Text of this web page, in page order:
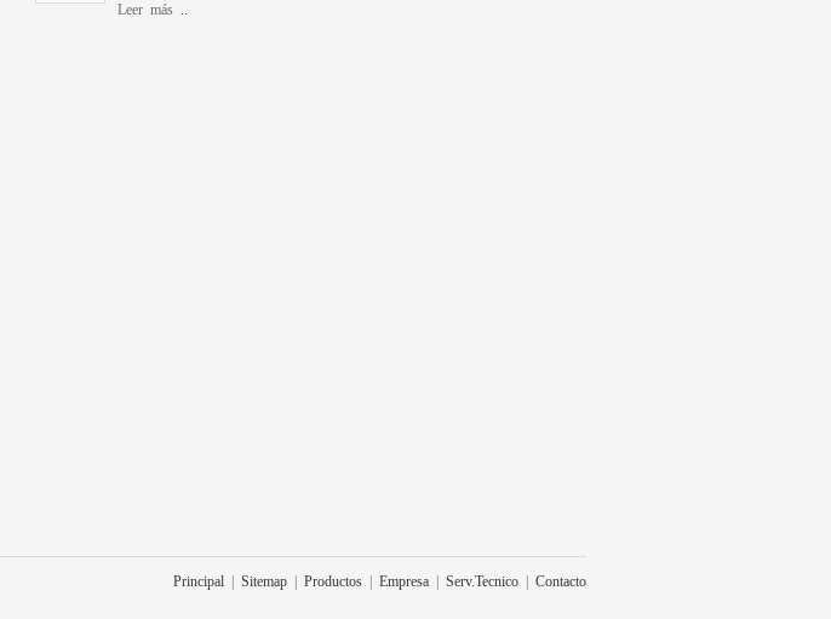
Leer más
Principal | Sitemap | Productos | Empresa | Serv.Tecnico | Contacto